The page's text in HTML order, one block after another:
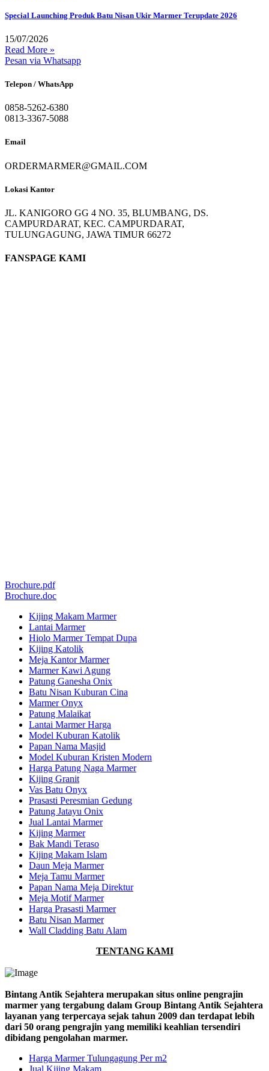
Special Launching Produk Batu Nisan Ukir Marmer Terupdate 2026
15/07/2026
Read More »
Pesan via Whatsapp
Telepon / WhatsApp
0858-5262-6380
0813-3367-5088
Email
ORDERMARMER@GMAIL.COM
Lokasi Kantor
JL. KANIGORO GG 4 NO. 35, BLUMBANG, DS.
CAMPURDARAT, KEC. CAMPURDARAT,
TULUNGAGUNG, JAWA TIMUR 66272
FANSPAGE KAMI
Brochure.pdf
Brochure.doc
Kijing Makam Marmer
Lantai Marmer
Hiolo Marmer Tempat Dupa
Kijing Katolik
Meja Kantor Marmer
Marmer Kawi Agung
Patung Ganesha Onix
Batu Nisan Kuburan Cina
Marmer Onyx
Patung Malaikat
Lantai Marmer Harga
Model Kuburan Katolik
Papan Nama Masjid
Model Kuburan Kristen Modern
Harga Patung Naga Marmer
Kijing Granit
Vas Batu Onyx
Prasasti Peresmian Gedung
Patung Jatayu Onix
Jual Lantai Marmer
Kijing Marmer
Bak Mandi Teraso
Kijing Makam Islam
Daun Meja Marmer
Meja Tamu Marmer
Papan Nama Meja Direktur
Meja Motif Marmer
Harga Prasasti Marmer
Batu Nisan Marmer
Wall Cladding Batu Alam
TENTANG KAMI
Bintang Antik Sejahtera merupakan situs online pengrajin
marmer yang tergabung dalam Group Bintang Antik Sejahtera
layanan yang terpercaya sejak tahun 2009 dan terdapat lebih
dari 50 orang pengrajin yang memiliki keahlian tersendiri
dibidang pengolahan marmer.
Harga Marmer Tulungagung Per m2